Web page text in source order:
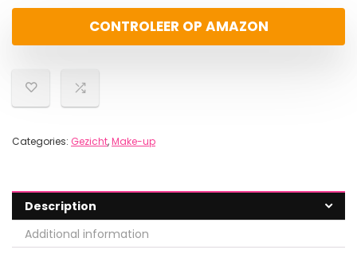
CONTROLEER OP AMAZON
Categories: Gezicht,Make-up
Description
Additional information